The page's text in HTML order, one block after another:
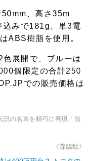
、高さ35m
込みで181g。単3電
ABS樹脂を使用。
展開で、ブルーは
個限定の合計250
での販売価格は
説の名車を精巧に再現「無
《森脇稔》